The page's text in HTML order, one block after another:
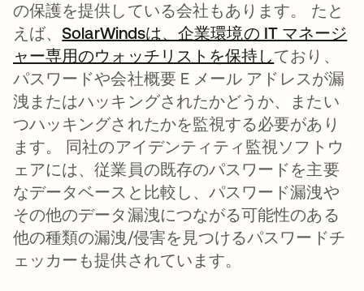
の保護を提供している会社もあります。 たと
えば、SolarWindsは、企業環境の IT マネージ
ャー専用のウォッチリストを保持し新しいタブ
ており、
パスワードや会社概要 E メール アドレスが漏
洩またはハッキングされたかどうか、またい
つハッキングされたかを監視する必要があり
ます。 同社のアイデンティティ監視ソフトウ
ェアには、従業員の既存のパスワードを主要
なデータベースと比較し、パスワード漏洩や
その他のデータ漏洩につながる可能性のある
他の種類の漏洩/侵害を見つけるパスワードチ
ェッカーも提供されています。